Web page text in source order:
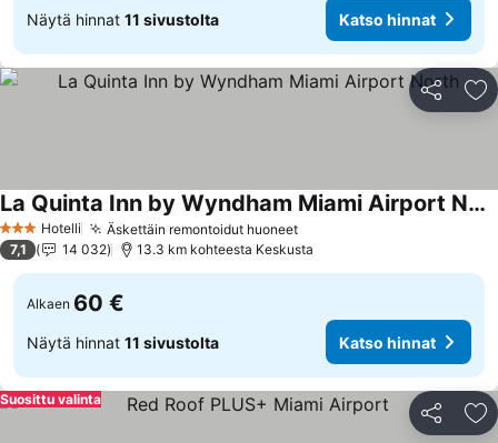
Näytä hinnat 11 sivustolta Katso hinnat
Jaa
3 Tähtiluokitus
Hotelli Äskettäin remontoidut huoneetKatso hinnat
La Quinta Inn by Wyndham Miami Airport North
Katso hinnat
7,1 14 032 13.3 km kohteesta Keskusta
Alkaen 60 €
Näytä hinnat 11 sivustolta Katso hinnat
Jaa
Suosittu valinta